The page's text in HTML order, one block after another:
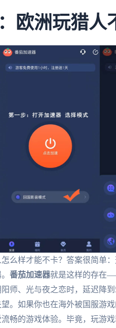
欧洲玩猎人
怎么样才能不卡？答案很简单
番茄加速器就是这样的存在
师、光与夜之恋时，延迟降
。如果你也在海外被国服游
畅的游戏体验。毕竟，玩游